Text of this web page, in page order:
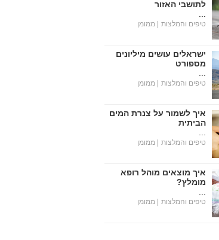
לתושבי האזור
טיפים והמלצות | ממומן
ישראלים עושים מיליונים
מספורט
טיפים והמלצות | ממומן
איך לשמור על צנרת המים
הביתית
טיפים והמלצות | ממומן
איך מוצאים מוהל רופא
מומלץ?
טיפים והמלצות | ממומן